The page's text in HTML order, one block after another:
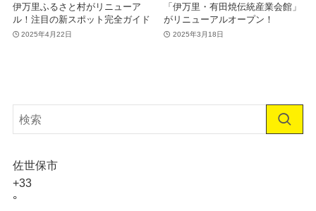
伊万里ふるさと村がリニューア
ル！注目の新スポット完全ガイド
2025年4月22日
「伊万里・有田焼伝統産業会館」
がリニューアルオープン！
2025年3月18日
佐世保市
+33
°